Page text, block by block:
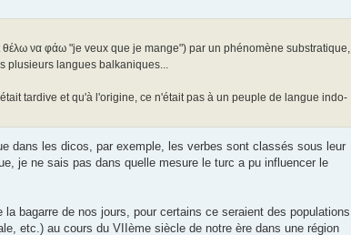
να φάω "je veux que je mange") par un phénomène substratique,
plusieurs langues balkaniques...
tardive et qu'à l'origine, ce n'était pas à un peuple de langue indo-
dans les dicos, par exemple, les verbes sont classés sous leur
je ne sais pas dans quelle mesure le turc a pu influencer le
bagarre de nos jours, pour certains ce seraient des populations
etc.) au cours du VIIème siècle de notre ère dans une région